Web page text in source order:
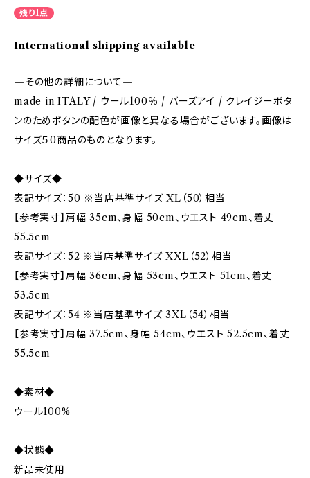
残り1点
International shipping available
—その他の詳細について—
made in ITALY / ウール100％ / バーズアイ / クレイジーボタ
ンのためボタンの配色が画像と異なる場合がございます。画像は
サイズ５0商品のものとなります。
◆サイズ◆
表記サイズ：50 ※当店基準サイズ XL（50）相当
【参考実寸】肩幅 35cm、身幅 50cm、ウエスト 49cm、着丈
55.5cm
表記サイズ：52 ※当店基準サイズ XXL（52）相当
【参考実寸】肩幅 36cm、身幅 53cm、ウエスト 51cm、着丈
53.5cm
表記サイズ：54 ※当店基準サイズ 3XL（54）相当
【参考実寸】肩幅 37.5cm、身幅 54cm、ウエスト 52.5cm、着丈
55.5cm
◆素材◆
ウール100%
◆状態◆
新品未使用